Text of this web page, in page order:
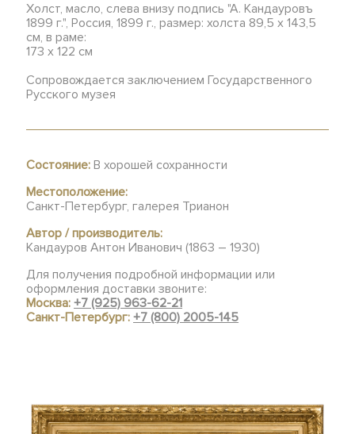
Холст, масло, слева внизу подпись "А. Кандауровъ
1899 г.", Россия, 1899 г., размер: холста 89,5 х 143,5
см, в раме:
173 х 122 см
Сопровождается заключением Государственного
Русского музея
Состояние: В хорошей сохранности
Местоположение:
Санкт-Петербург, галерея Трианон
Автор / производитель:
Кандауров Антон Иванович (1863 – 1930)
Для получения подробной информации или
оформления доставки звоните:
Москва:+7 (925) 963-62-21
Санкт-Петербург:+7 (800) 2005-145